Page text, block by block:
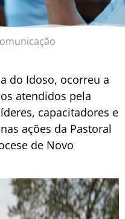
do Idoso, ocorreu a
atendidos pela
capacitadores e
ações da Pastoral
de Novo